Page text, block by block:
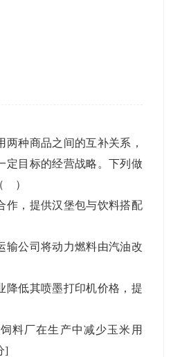
两种商品之间的互补关系，
定目标的经营战略。下列做
）
，提供汉堡包与饮料搭配
公司将动力燃料由汽油改
低其喷墨打印机价格，提
料厂在生产中减少玉米用
]